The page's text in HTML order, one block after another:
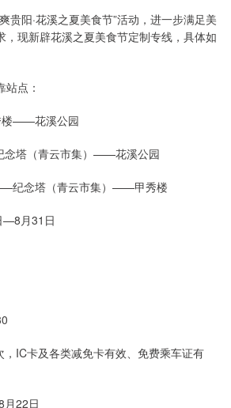
贵阳·花溪之夏美食节”活动，进一步满足美
，现新辟花溪之夏美食节定制专线，具体如
点：
楼——花溪公园
念塔（青云市集）——花溪公园
纪念塔（青云市集）——甲秀楼
—8月31日
IC卡及各类减免卡有效、免费乘车证有
月22日